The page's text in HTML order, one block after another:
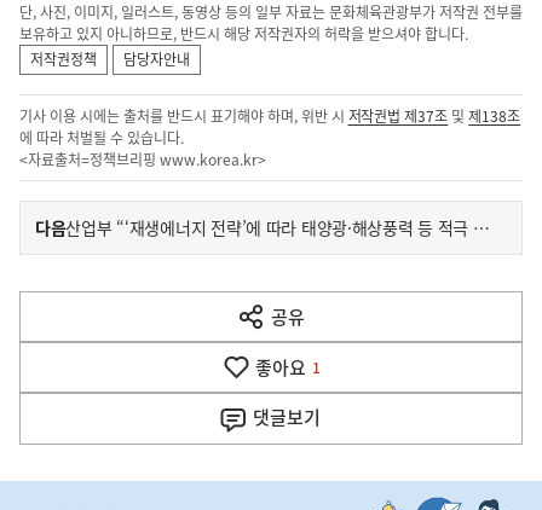
단, 사진, 이미지, 일러스트, 동영상 등의 일부 자료는 문화체육관광부가 저작권 전부를
보유하고 있지 아니하므로, 반드시 해당 저작권자의 허락을 받으셔야 합니다.
저작권정책
담당자안내
기사 이용 시에는 출처를 반드시 표기해야 하며, 위반 시 저작권법 제37조 및제138조
에 따라 처벌될 수 있습니다.
<자료출처=정책브리핑 www.korea.kr>
이
전
다
음
다음기
사
산업부 “‘재생에너지 전략’에 따라 태양광·해상풍력 등 적극 투자 중”
공유
열
기
좋아요 1
댓글보기